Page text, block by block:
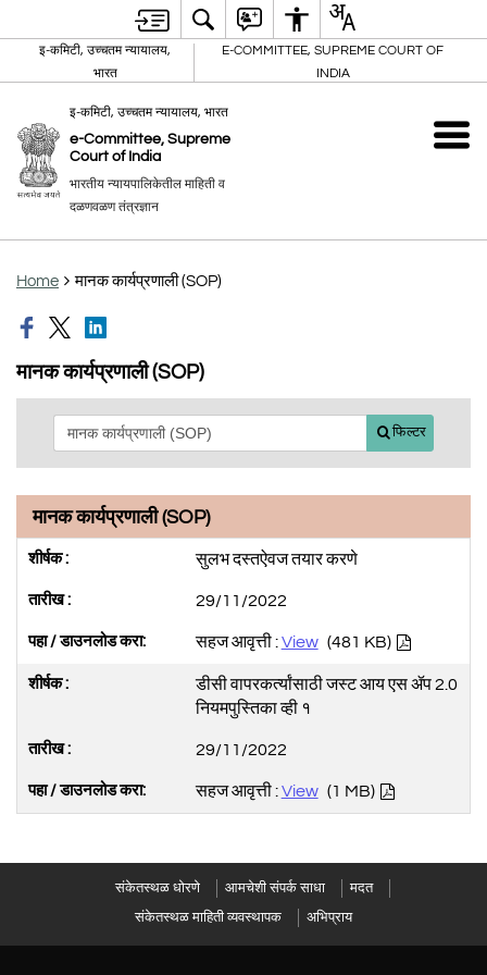
इ-कमिटी, उच्चतम न्यायालय,
भारत
E-COMMITTEE, SUPREME COURT OF
INDIA
इ-कमिटी, उच्चतम न्यायालय, भारत
e-Committee, Supreme
Court of India
भारतीय न्यायपालिकेतील माहिती व
दळणवळण तंत्रज्ञान
Home मानक कार्यप्रणाली (SOP)
मानक कार्यप्रणाली (SOP)
फिल्टर
मानक कार्यप्रणाली (SOP)
सुलभ दस्तऐवज तयार करणे
29/11/2022
सहज आवृत्ती : View (481 KB)
डीसी वापरकर्त्यांसाठी जस्ट आय एस ॲप 2.0
नियमपुस्तिका व्ही १
29/11/2022
सहज आवृत्ती : View (1 MB)
संकेतस्थळ धोरणे आमचेशी संपर्क साधा
मदत
संकेतस्थळ माहिती व्यवस्थापक
अभिप्राय